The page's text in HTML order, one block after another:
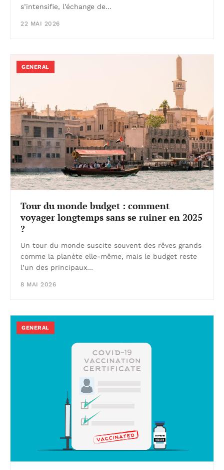
s’intensifie, l’échange de…
22 MAI 2026
GENERAL
Tour du monde budget : comment
voyager longtemps sans se ruiner en 2025
?
Un tour du monde suscite souvent des rêves grands
comme la planète elle-même, mais le budget reste
l’un des principaux…
8 MAI 2026
GENERAL